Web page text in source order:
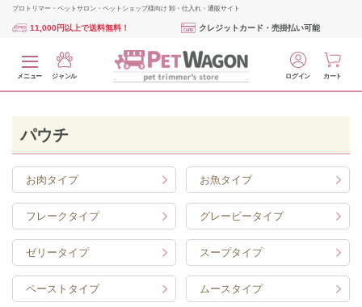
プロトリマー・ペットサロン・ペットショップ様向け 卸・仕入れ・通販サイト
11,000円以上で送料無料！ クレジットカード・売掛払い可能
メニュー ジャンル ログイン カート
パウチ
お肉タイプ お魚タイプ
フレークタイプ グレービータイプ
ゼリータイプ スープタイプ
ペーストタイプ ムースタイプ